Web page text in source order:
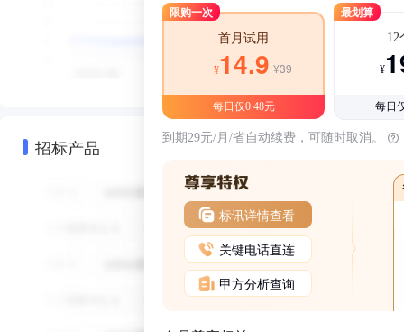
招标产品
限购一次
首月试用
¥14.9 ¥39
每日仅0.48元
最划算
12
¥
每日
到期29元/月/省自动续费，可随时取消。
标讯详情查看
关键电话直连
甲方分析查询